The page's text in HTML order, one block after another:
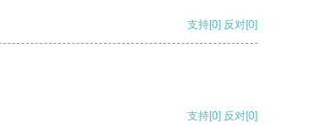
支持[0] 反对[0]
支持[0] 反对[0]